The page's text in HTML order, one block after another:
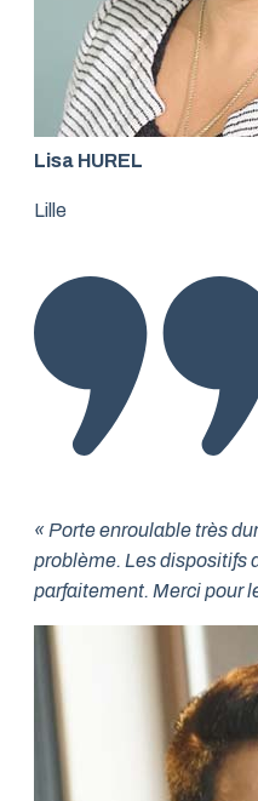
Lisa HUREL
Lille
« Porte enroulable très
problème. Les dispositifs
parfaitement. Merci pour